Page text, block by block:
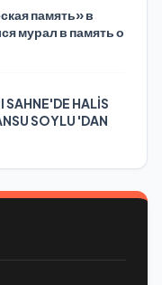
память» в
мурал в память о
SAHNE'DE HALİS
SOYLU 'DAN